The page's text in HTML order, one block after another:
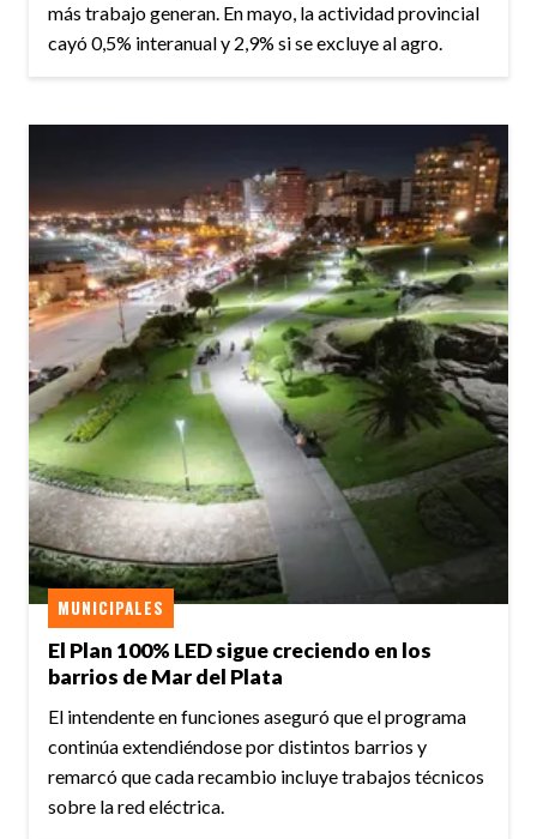
más trabajo generan. En mayo, la actividad provincial
cayó 0,5% interanual y 2,9% si se excluye al agro.
El Plan 100% LED sigue creciendo en los
barrios de Mar del Plata
MUNICIPALES
El intendente en funciones aseguró que el programa
continúa extendiéndose por distintos barrios y
remarcó que cada recambio incluye trabajos técnicos
sobre la red eléctrica.